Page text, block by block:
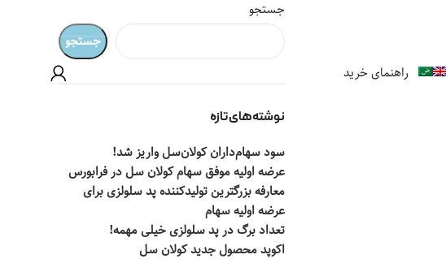
راهنمای خرید
جستجو
جستجو
نوشته‌های تازه
سود سهام‌داران کولان‌سل واریز شد!
عرضه اولیه موفق سهام کولان سل در فرابورس
معارفه بزرگترین تولیدکننده پد سلولزی برای
عرضه اولیه سهام
تعداد برگ در پد سلولزی خیلی مهمه!
اکوپد محصول جدید کولان‌ سل